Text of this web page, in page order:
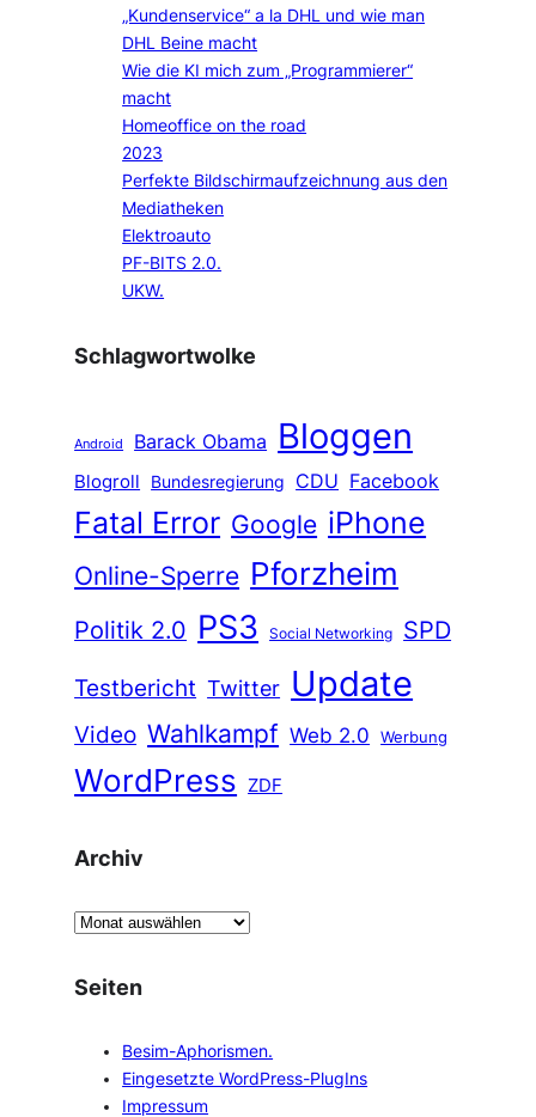
„Kundenservice“ a la DHL und wie man
DHL Beine macht
Wie die KI mich zum „Programmierer“
macht
Homeoffice on the road
2023
Perfekte Bildschirmaufzeichnung aus den
Mediatheken
Elektroauto
PF-BITS 2.0.
UKW.
Schlagwortwolke
Android Barack Obama Bloggen
Blogroll Bundesregierung CDU Facebook
Fatal Error Google iPhone
Online-Sperre Pforzheim
Politik 2.0 PS3 Social Networking
SPD
Testbericht Twitter Update
Video Wahlkampf Web 2.0 Werbung
WordPress ZDF
Archiv
A
c
Seiten
Besim-Aphorismen.
Eingesetzte WordPress-PlugIns
Impressum